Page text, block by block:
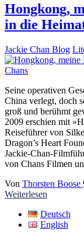
Hongkong,
in die
Jackie Chan Blog
Seine operativen
China verlegt, doch
groß und berühmt
2009 erschien mit
Reiseführer von
Dragon’s Heart
Jackie-Chan-
von Chans Filmen
Von Thorsten Boose
Weiterlesen
Deutsch
English